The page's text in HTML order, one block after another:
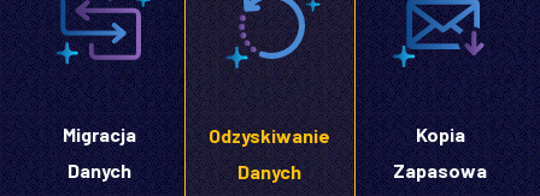
Migracja
Danych
Odzyskiwanie
Danych
Kopia
Zapasowa